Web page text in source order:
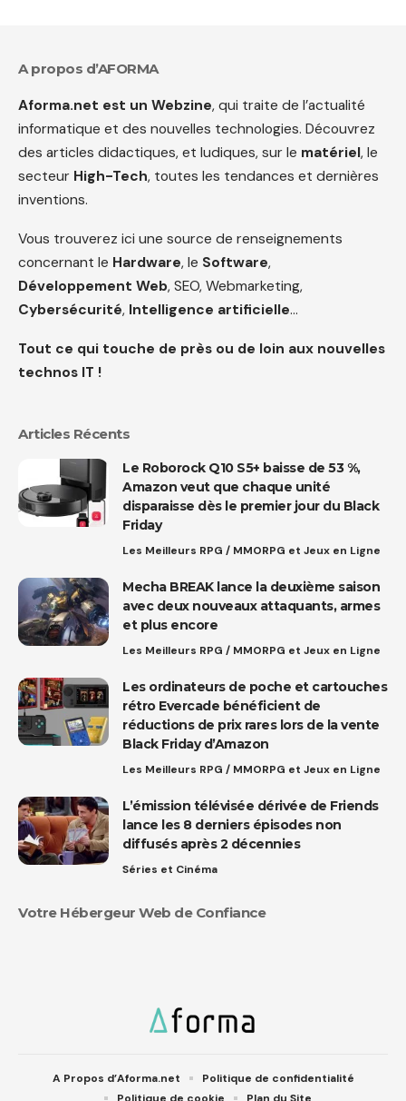
A propos d’AFORMA
Aforma.net est un Webzine, qui traite de l’actualité
informatique et des nouvelles technologies. Découvrez
des articles didactiques, et ludiques, sur le matériel, le
secteur High-Tech, toutes les tendances et dernières
inventions.
Vous trouverez ici une source de renseignements
concernant le Hardware, le Software,
Développement Web, SEO, Webmarketing,
Cybersécurité, Intelligence artificielle…
Tout ce qui touche de près ou de loin aux nouvelles
technos IT !
Articles Récents
Le Roborock Q10 S5+ baisse de 53 %,
Amazon veut que chaque unité
disparaisse dès le premier jour du Black
Friday
Les Meilleurs RPG / MMORPG et Jeux en Ligne
Mecha BREAK lance la deuxième saison
avec deux nouveaux attaquants, armes
et plus encore
Les Meilleurs RPG / MMORPG et Jeux en Ligne
Les ordinateurs de poche et cartouches
rétro Evercade bénéficient de
réductions de prix rares lors de la vente
Black Friday d’Amazon
Les Meilleurs RPG / MMORPG et Jeux en Ligne
L’émission télévisée dérivée de Friends
lance les 8 derniers épisodes non
diffusés après 2 décennies
Séries et Cinéma
Votre Hébergeur Web de Confiance
A Propos d’Aforma.net
Politique de confidentialité
Politique de cookie
Plan du Site